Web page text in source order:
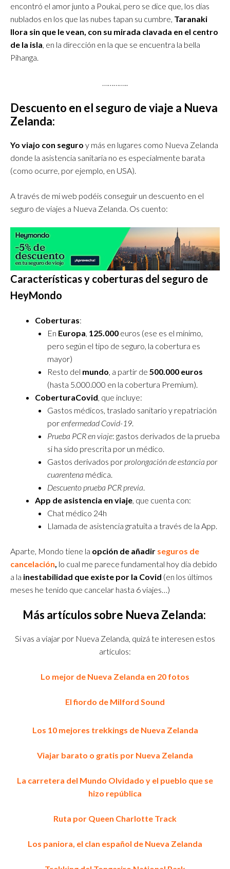
encontró el amor junto a Poukai, pero se dice que, los días
nublados en los que las nubes tapan su cumbre, Taranaki
llora sin que le vean, con su mirada clavada en el centro
de la isla , en la dirección en la que se encuentra la bella
Pihanga.
Descuento en el seguro de viaje a Nueva
Zelanda:
Yo viajo con seguro y más en lugares como Nueva Zelanda
donde la asistencia sanitaria no es especialmente barata
(como ocurre, por ejemplo, en USA).
A través de mi web podéis conseguir un descuento en el
seguro de viajes a Nueva Zelanda. Os cuento:
Características y coberturas del seguro de
HeyMondo
Coberturas:
En Europa 125.000 euros (ese es el mínimo,
pero según el tipo de seguro, la cobertura es
mayor)
Resto del mundo , a partir de 500.000 euros
(hasta 5.000.000 en la cobertura Premium).
CoberturaCovid , que incluye:
Gastos médicos, traslado sanitario y repatriación
porenfermedad Covid-19
Prueba PCR en viaje: gastos derivados de la prueba
si ha sido prescrita por un médico.
Gastos derivados por prolongación de estancia por
cuarentena médica.
Descuento prueba PCR previa
App de asistencia en viaje , que cuenta con:
Chat médico 24h
Llamada de asistencia gratuita a través de la App.
Aparte, Mondo tiene la opción de añadir seguros de
cancelación lo cual me parece fundamental hoy día debido
a la inestabilidad que existe por la Covid (en los últimos
meses he tenido que cancelar hasta 6 viajes…)
Más artículos sobre Nueva Zelanda:
Si vas a viajar por Nueva Zelanda, quizá te interesen estos
artículos:
Lo mejor de Nueva Zelanda en 20 fotos
El fiordo de Milford Sound
Los 10 mejores trekkings de Nueva Zelanda
Viajar barato o gratis por Nueva Zelanda
La carretera del Mundo Olvidado y el pueblo que se
hizo república
Ruta por Queen Charlotte Track
Los paniora, el clan español de Nueva Zelanda